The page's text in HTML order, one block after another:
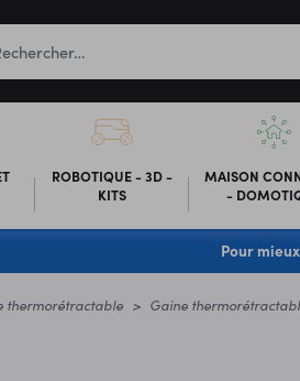
ROBOTIQUE - 3D -
KITS
MAISON
-
Pour
thermorétractable Gaine